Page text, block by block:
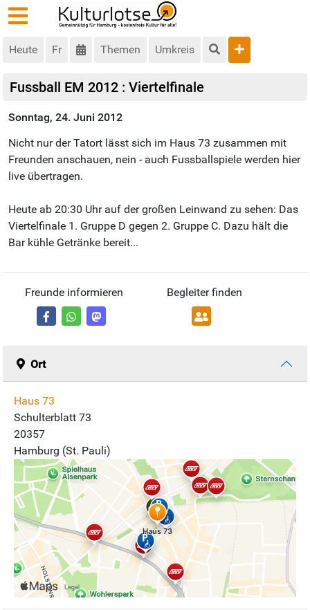
Heute Fr Themen Umkreis
Fussball EM 2012 : Viertelfinale
Sonntag, 24. Juni 2012
Nicht nur der Tatort lässt sich im Haus 73 zusammen mit
Freunden anschauen, nein - auch Fussballspiele werden hier
live übertragen.
Heute ab 20:30 Uhr auf der großen Leinwand zu sehen: Das
Viertelfinale 1. Gruppe D gegen 2. Gruppe C. Dazu hält die
Bar kühle Getränke bereit...
Freunde informieren Begleiter finden
Ort
Haus 73
Schulterblatt 73
20357
Hamburg (St. Pauli)